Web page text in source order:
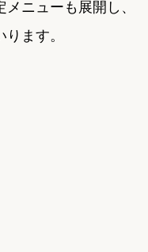
ニューも展開し、
ます。